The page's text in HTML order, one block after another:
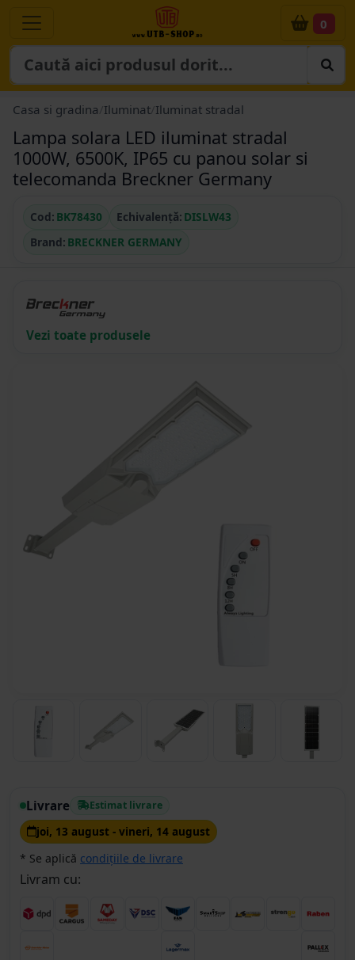
0
Casa si gradina Iluminat Iluminat stradal
Lampa solara LED iluminat stradal
1000W, 6500K, IP65 cu panou solar si
telecomanda Breckner Germany
Cod: BK78430 Echivalență: DISLW43
Brand: BRECKNER GERMANY
Vezi toate produsele
Livrare Estimat livrare
joi, 13 august - vineri, 14 august
* Se aplică condițiile de livrare
Livram cu: